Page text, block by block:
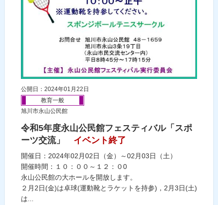
公開日：2024年01月22日
教育一般
旭川市永山公民館
令和5年度永山公民館フェスティバル「スポ
ーツ交流」
イベント終了
開催日：2024年02月02日（金）～02月03日（土）
開催時間：１０：００～１２：０0
永山公民館の大ホールを開放します。
２月2日(金)は卓球(運動靴とラケットを持参)，2月3日(土)
は...